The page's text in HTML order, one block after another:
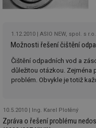
1.12.2010 ASIO NEW, spol. s
Možnosti řešení čištění
Čištění odpadních vod a
důležitou otázkou. Zejména
problém. Obvykle je totiž
10.5.2010 Ing. Karel Plotěný
Zpráva o řešení problému